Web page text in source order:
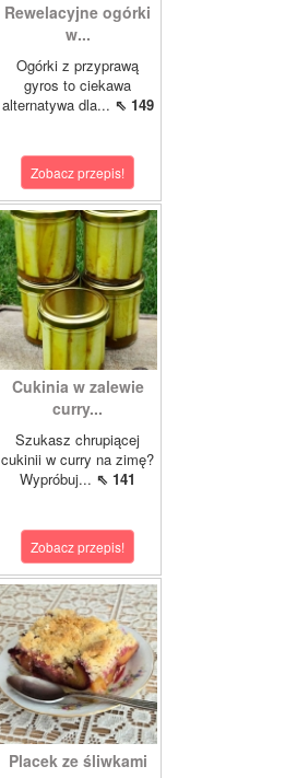
Rewelacyjne ogórki
w...
Ogórki z przyprawą
gyros to ciekawa
alternatywa dla... ⇖ 149
Zobacz przepis!
Cukinia w zalewie
curry...
Szukasz chrupiącej
cukinii w curry na zimę?
Wypróbuj... ⇖ 141
Zobacz przepis!
Placek ze śliwkami